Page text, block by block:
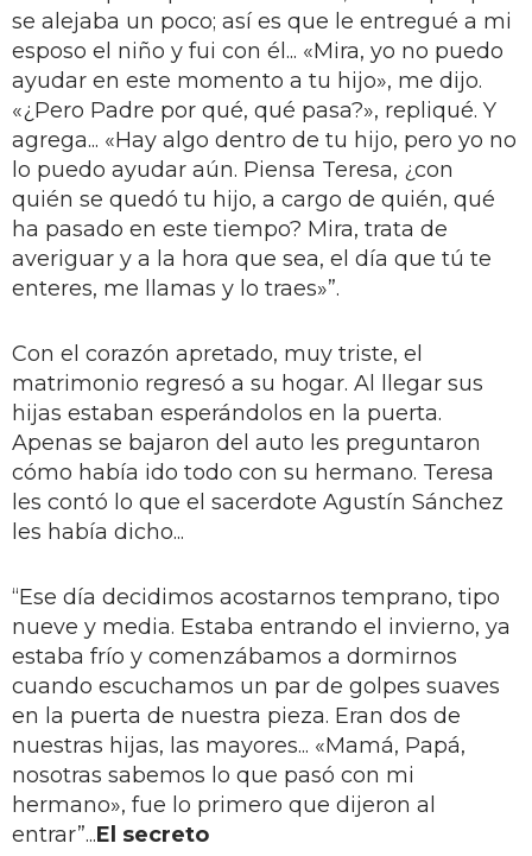
se alejaba un poco; así es que le entregué a mi
esposo el niño y fui con él... «Mira, yo no puedo
ayudar en este momento a tu hijo», me dijo.
«¿Pero Padre por qué, qué pasa?», repliqué. Y
agrega... «Hay algo dentro de tu hijo, pero yo no
lo puedo ayudar aún. Piensa Teresa, ¿con
quién se quedó tu hijo, a cargo de quién, qué
ha pasado en este tiempo? Mira, trata de
averiguar y a la hora que sea, el día que tú te
enteres, me llamas y lo traes»”.
Con el corazón apretado, muy triste, el
matrimonio regresó a su hogar. Al llegar sus
hijas estaban esperándolos en la puerta.
Apenas se bajaron del auto les preguntaron
cómo había ido todo con su hermano. Teresa
les contó lo que el sacerdote Agustín Sánchez
les había dicho...
“Ese día decidimos acostarnos temprano, tipo
nueve y media. Estaba entrando el invierno, ya
estaba frío y comenzábamos a dormirnos
cuando escuchamos un par de golpes suaves
en la puerta de nuestra pieza. Eran dos de
nuestras hijas, las mayores... «Mamá, Papá,
nosotras sabemos lo que pasó con mi
hermano», fue lo primero que dijeron al
entrar”...El secreto